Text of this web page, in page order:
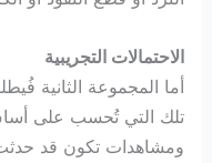
الاحتمالات التجريبية
أما المجموعة الثانية
تلك التي تُحسب على
ومشاهدات تكون قد